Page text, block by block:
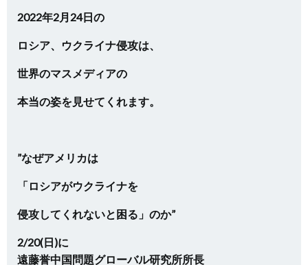
2022年2月24日の
ロシア、ウクライナ侵攻は、
世界のマスメディアの
本当の姿を見せてくれます。
”なぜアメリカは
「ロシアがウクライナを
侵攻してくれないと困る」のか”
2/20(日)に
遠藤誉中国問題グローバル研究所所長